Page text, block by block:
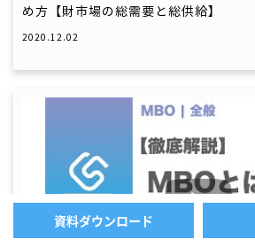
め方【財市場の総需要と総供給】
2020.12.02
資料ダウンロード